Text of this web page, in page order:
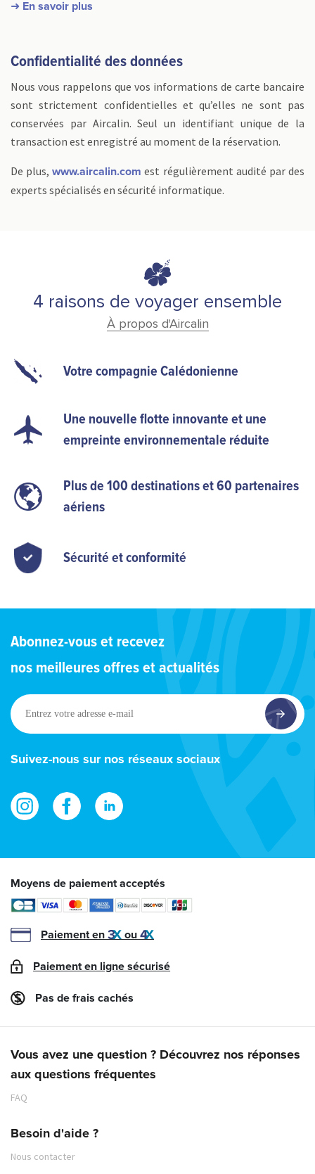
➜ En savoir plus
Confidentialité des données
Nous vous rappelons que vos informations de carte bancaire
sont strictement confidentielles et qu’elles ne sont pas
conservées par Aircalin. Seul un identifiant unique de la
transaction est enregistré au moment de la réservation.
De plus,www.aircalin.com est régulièrement audité par des
experts spécialisés en sécurité informatique.
4 raisons de voyager ensemble
À propos d'Aircalin
Votre compagnie Calédonienne
Une nouvelle flotte innovante et une
empreinte environnementale réduite
Plus de 100 destinations et 60 partenaires
aériens
Sécurité et conformité
Abonnez-vous et recevez
nos meilleures offres et actualités
Entrez
votre
adresse
e-
Suivez-nous sur nos réseaux sociaux
Moyens de paiement acceptés
Paiement en ou
Paiement en ligne sécurisé
Pas de frais cachés
Vous avez une question ? Découvrez nos réponses
aux questions fréquentes
FAQ
Besoin d'aide ?
Nous contacter